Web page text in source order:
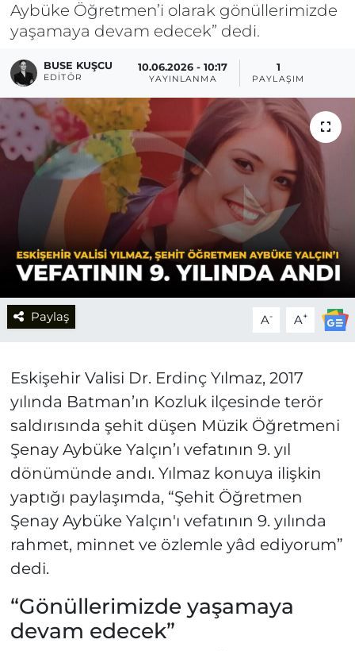
Aybüke Öğretmen’i olarak gönüllerimizde
yaşamaya devam edecek” dedi.
BUSE KUŞCU
EDITÖR
10.06.2026 - 10:17
YAYINLANMA
1
PAYLAŞIM
Paylaş A- A+
Eskişehir Valisi Dr. Erdinç Yılmaz, 2017
yılında Batman’ın Kozluk ilçesinde terör
saldırısında şehit düşen Müzik Öğretmeni
Şenay Aybüke Yalçın’ı vefatının 9. yıl
dönümünde andı. Yılmaz konuya ilişkin
yaptığı paylaşımda, “Şehit Öğretmen
Şenay Aybüke Yalçın'ı vefatının 9. yılında
rahmet, minnet ve özlemle yâd ediyorum”
dedi.
“Gönüllerimizde yaşamaya
devam edecek”